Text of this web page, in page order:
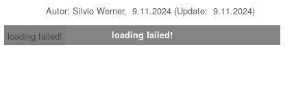
Autor: Silvio Werner, 9.11.2024 (Update: 9.11.2024)
loading failed!
loading failed!